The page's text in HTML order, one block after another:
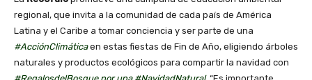
regional, que invita a la comunidad de cada país de América
Latina y el Caribe a tomar conciencia y ser parte de una
#AcciónClimática en estas fiestas de Fin de Año, eligiendo árboles
naturales y productos ecológicos para compartir la navidad con